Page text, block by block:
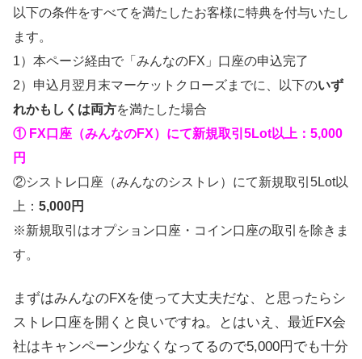
以下の条件をすべてを満たしたお客様に特典を付与いたし
ます。
1）本ページ経由で「みんなのFX」口座の申込完了
2）申込月翌月末マーケットクローズまでに、以下のいず
れかもしくは両方を満たした場合
① FX口座（みんなのFX）にて新規取引5Lot以上：5,000
円
②シストレ口座（みんなのシストレ）にて新規取引5Lot以
上： 5,000円
※新規取引はオプション口座・コイン口座の取引を除きま
す。
まずはみんなのFXを使って大丈夫だな、と思ったらシ
ストレ口座を開くと良いですね。とはいえ、最近FX会
社はキャンペーン少なくなってるので5,000円でも十分